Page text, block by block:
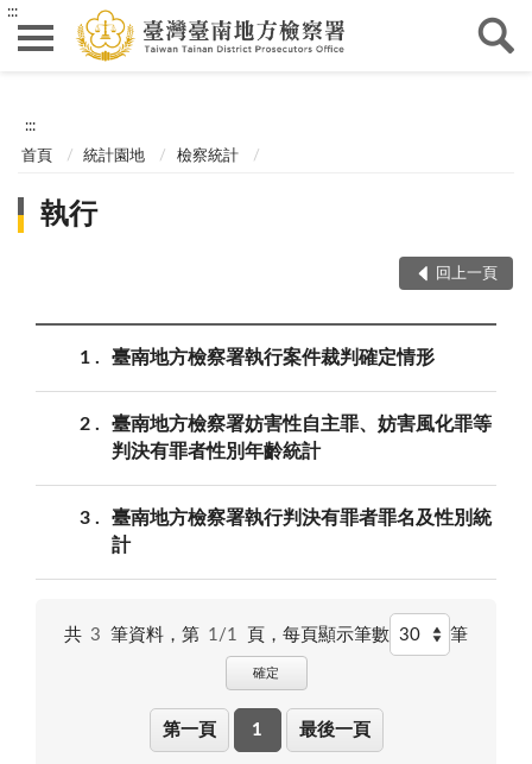
:::
:::
首頁 統計園地 檢察統計
執行
回上一頁
1 臺南地方檢察署執行案件裁判確定情形
2
臺南地方檢察署妨害性自主罪、妨害風化罪等
判決有罪者性別年齡統計
3
臺南地方檢察署執行判決有罪者罪名及性別統
計
共 3 筆資料，第 1/1 頁， 每頁顯示筆數 筆
確定
第一頁 1 最後一頁